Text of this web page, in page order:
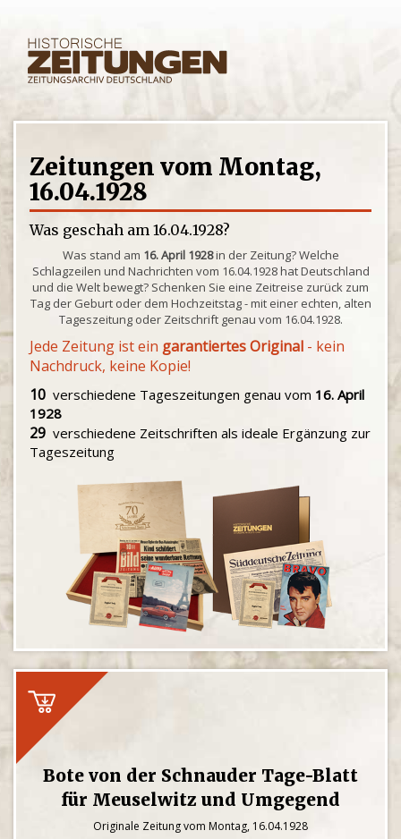
Zeitungen vom Montag,
16.04.1928
Was geschah am 16.04.1928?
Was stand am 16. April 1928in der Zeitung? Welche
Schlagzeilen und Nachrichten vom 16.04.1928 hat Deutschland
und die Welt bewegt? Schenken Sie eine Zeitreise zurück zum
Tag der Geburt oder dem Hochzeitstag - mit einer echten, alten
Tageszeitung oder Zeitschrift genau vom 16.04.1928.
Jede Zeitung ist ein garantiertes Original - kein
Nachdruck, keine Kopie!
10 verschiedene Tageszeitungen genau vom 16. April
1928
29 verschiedene Zeitschriften als ideale Ergänzung zur
Tageszeitung
Bote von der Schnauder Tage-Blatt
für Meuselwitz und Umgegend
Originale Zeitung vom Montag, 16.04.1928